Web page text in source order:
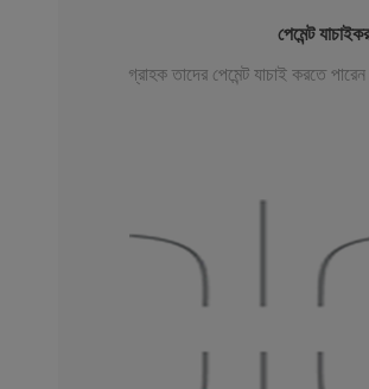
পেমেন্ট
গ্রাহক তাদের পেমেন্ট যাচাই করতে